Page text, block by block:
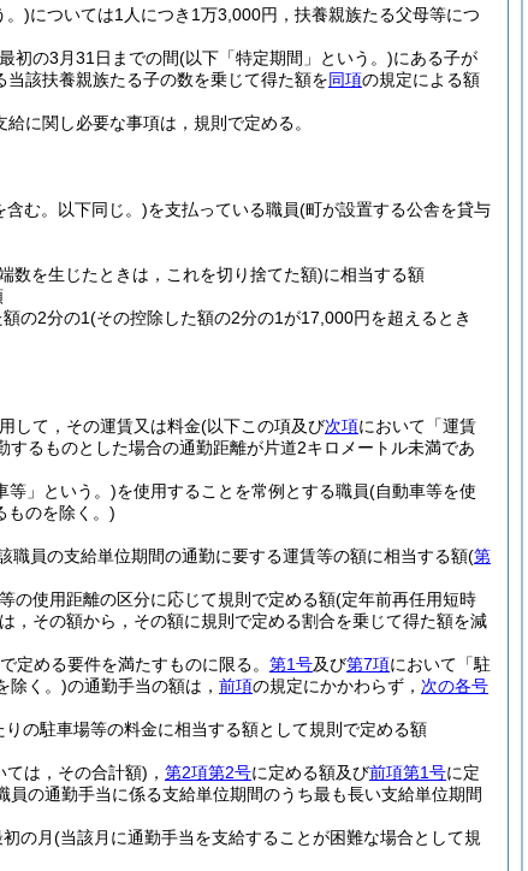
。)については1人につき1万3,000円，扶養親族たる父母等につ
初の3月31日までの間(以下「特定期間」という。)にある子が
該扶養親族たる子の数を乗じて得た額を同項の規定による額
に関し必要な事項は，規則で定める。
含む。以下同じ。)を支払っている職員(町が設置する公舎を貸与
数を生じたときは，これを切り捨てた額)に相当する額
の2分の1(その控除した額の2分の1が17,000円を超えるとき
して，その運賃又は料金(以下この項及び次項において「運賃
るものとした場合の通勤距離が片道2キロメートル未満であ
等」という。)を使用することを常例とする職員(自動車等を使
ものを除く。)
員の支給単位期間の通勤に要する運賃等の額に相当する額(第
の使用距離の区分に応じて規則で定める額(定年前再任用短時
，その額から，その額に規則で定める割合を乗じて得た額を減
定める要件を満たすものに限る。 第1号及び第7項において「駐
除く。)の通勤手当の額は， 前項の規定にかかわらず， 次の各号
の駐車場等の料金に相当する額として規則で定める額
ては，その合計額) ， 第2項第2号に定める額及び前項第1号に定
員の通勤手当に係る支給単位期間のうち最も長い支給単位期間
の月(当該月に通勤手当を支給することが困難な場合として規